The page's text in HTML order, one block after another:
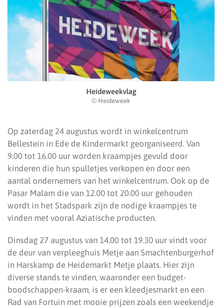
Heideweekvlag
© Heideweek
Op zaterdag 24 augustus wordt in winkelcentrum
Bellestein in Ede de Kindermarkt georganiseerd. Van
9.00 tot 16.00 uur worden kraampjes gevuld door
kinderen die hun spulletjes verkopen en door een
aantal ondernemers van het winkelcentrum. Ook op de
Pasar Malam die van 12.00 tot 20.00 uur gehouden
wordt in het Stadspark zijn de nodige kraampjes te
vinden met vooral Aziatische producten.
Dinsdag 27 augustus van 14.00 tot 19.30 uur vindt voor
de deur van verpleeghuis Metje aan Smachtenburgerhof
in Harskamp de Heidemarkt Metje plaats. Hier zijn
diverse stands te vinden, waaronder een budget-
boodschappen-kraam, is er een kleedjesmarkt en een
Rad van Fortuin met mooie prijzen zoals een weekendje